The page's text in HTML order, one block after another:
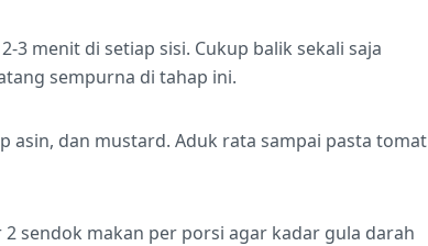
3 menit di setiap sisi. Cukup balik sekali saja
sempurna di tahap ini.
asin, dan mustard. Aduk rata sampai pasta tomat
sendok makan per porsi agar kadar gula darah